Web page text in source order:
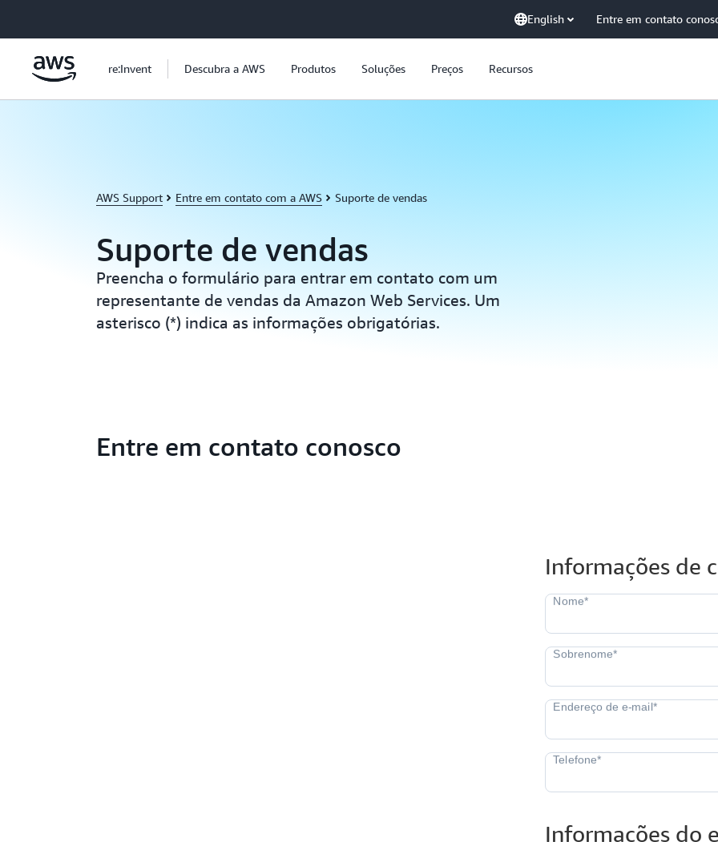
English Entre em contato
re:Invent Descubra a AWS Produtos Soluções Preços Recursos
AWS Support Entre em contato com a AWS Suporte de vendas
Suporte de vendas
Preencha o formulário para entrar em contato com um
representante de vendas da Amazon Web Services. Um
asterisco (*) indica as informações obrigatórias.
Entre em contato conosco
Informações de
Informações do